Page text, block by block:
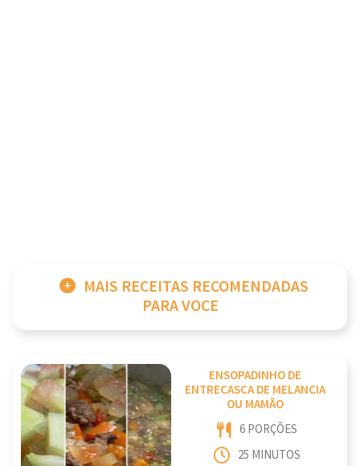
MAIS RECEITAS RECOMENDADAS
PARA VOCE
ENSOPADINHO DE
ENTRECASCA DE MELANCIA
OU MAMÃO
6 PORÇÕES
25 MINUTOS